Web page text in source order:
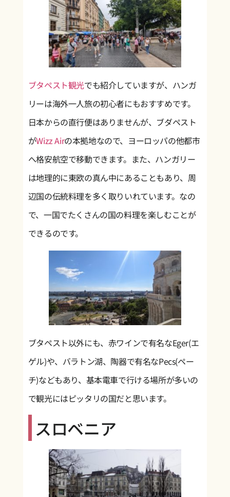
ブタペスト観光でも紹介していますが、ハンガ
リーは海外一人旅の初心者にもおすすめです。
日本からの直行便はありませんが、ブダペスト
がWizz Airの本拠地なので、ヨーロッパの他都市
へ格安航空で移動できます。また、ハンガリー
は地理的に東欧の真ん中にあることもあり、周
辺国の伝統料理を多く取りいれています。なの
で、一国でたくさんの国の料理を楽しむことが
できるのです。
ブタペスト以外にも、赤ワインで有名なEger(エ
ゲル)や、バラトン湖、陶器で有名なPecs(ペー
チ)などもあり、基本電車で行ける場所が多いの
で観光にはピッタリの国だと思います。
スロベニア